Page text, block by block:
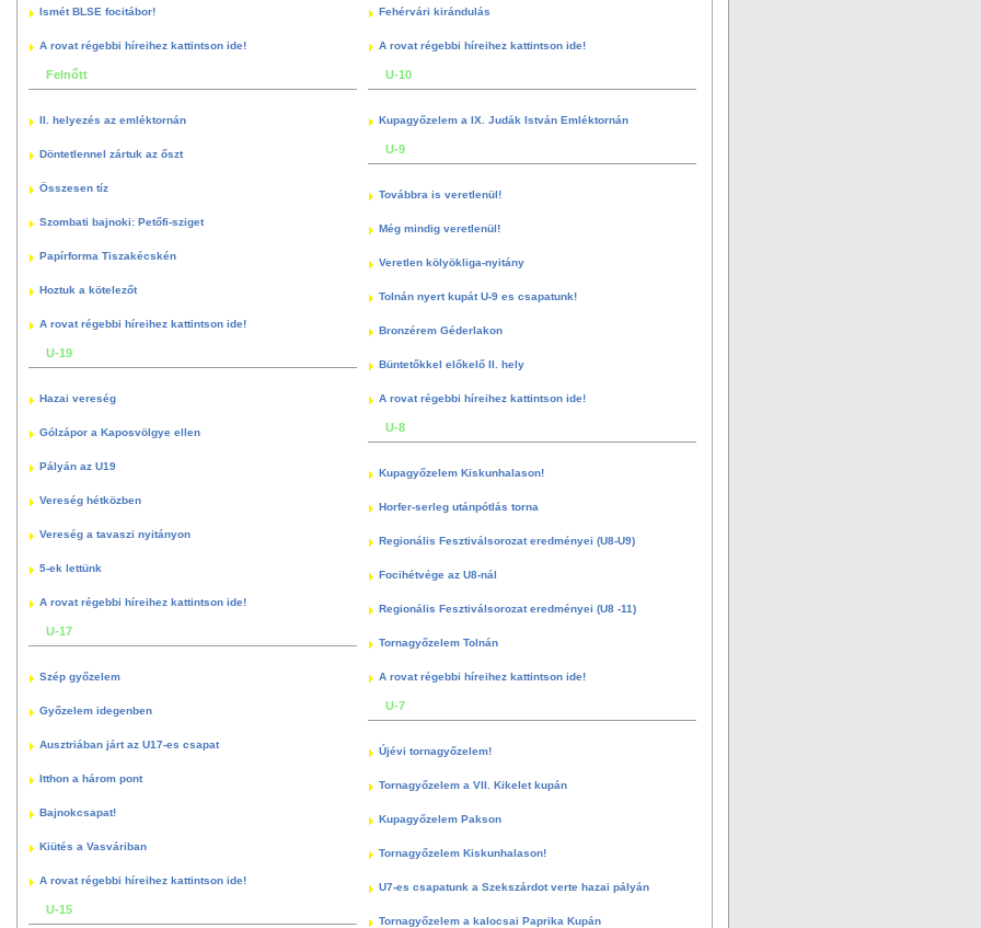
Ismét BLSE focitábor!
A rovat régebbi híreihez kattintson ide!
Felnőtt
II. helyezés az emléktornán
Döntetlennel zártuk az őszt
Összesen tíz
Szombati bajnoki: Petőfi-sziget
Papírforma Tiszakécskén
Hoztuk a kötelezőt
A rovat régebbi híreihez kattintson ide!
U-19
Hazai vereség
Gólzápor a Kaposvölgye ellen
Pályán az U19
Vereség hétközben
Vereség a tavaszi nyitányon
5-ek lettünk
A rovat régebbi híreihez kattintson ide!
U-17
Szép győzelem
Győzelem idegenben
Ausztriában járt az U17-es csapat
Itthon a három pont
Bajnokcsapat!
Kiütés a Vasváriban
A rovat régebbi híreihez kattintson ide!
U-15
Fehérvári kirándulás
A rovat régebbi híreihez kattintson ide!
U-10
Kupagyőzelem a IX. Judák István Emléktornán
U-9
Továbbra is veretlenül!
Még mindig veretlenül!
Veretlen kölyökliga-nyitány
Tolnán nyert kupát U-9 es csapatunk!
Bronzérem Géderlakon
Büntetőkkel előkelő II. hely
A rovat régebbi híreihez kattintson ide!
U-8
Kupagyőzelem Kiskunhalason!
Horfer-serleg utánpótlás torna
Regionális Fesztiválsorozat eredményei (U8-U9)
Focihétvége az U8-nál
Regionális Fesztiválsorozat eredményei (U8 -11)
Tornagyőzelem Tolnán
A rovat régebbi híreihez kattintson ide!
U-7
Újévi tornagyőzelem!
Tornagyőzelem a VII. Kikelet kupán
Kupagyőzelem Pakson
Tornagyőzelem Kiskunhalason!
U7-es csapatunk a Szekszárdot verte hazai pályán
Tornagyőzelem a kalocsai Paprika Kupán